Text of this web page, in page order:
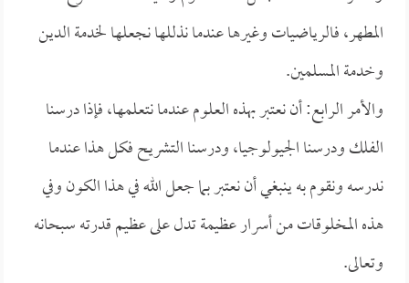
المطهر، فالرياضيات وغيرها عندما نذللها نجعلها لخدمة الدين
وخدمة المسلمين.
والأمر الرابع: أن نعتبر بهذه العلوم عندما نتعلمها، فإذا درسنا
الفلك ودرسنا الجيولوجيا، ودرسنا التشريح فكل هذا عندما
ندرسه ونقوم به ينبغي أن نعتبر بما جعل الله في هذا الكون وفي
هذه المخلوقات من أسرار عظيمة تدل على عظيم قدرته سبحانه
وتعالى.